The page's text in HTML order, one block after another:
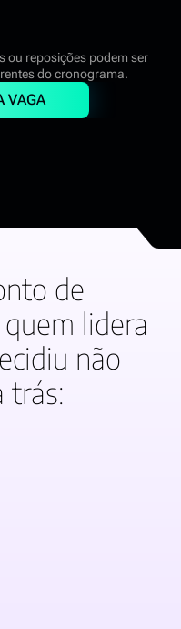
ou reposições podem ser
do cronograma.
VAGA
de
lidera
não
trás: